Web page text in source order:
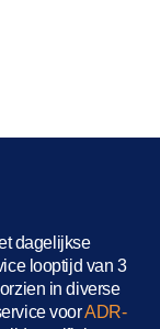
dagelijkse
looptijd van 3
in diverse
voorADR-